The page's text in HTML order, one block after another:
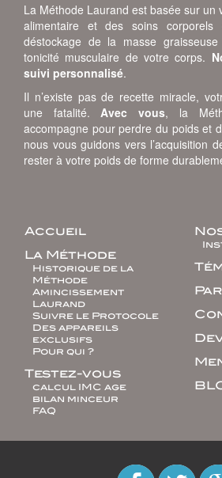
La Méthode Laurand est basée sur un
alimentaire et des soins corporels
déstockage de la masse
tonicité musculaire de votre corps.
suivi personnalisé.
Il n’existe pas de recette miracle,
une fatalité. Avec vous, la
accompagne pour perdre du poids et
nous vous guidons vers l’acquisition
rester à votre poids de forme
Accueil
La Méthode
Historique de la
Méthode
Amincissement
Laurand
Suivre le Protocole
Des appareils
exclusifs
Pour qui ?
Testez-vous
calcul IMC age
bilan minceur
FAQ